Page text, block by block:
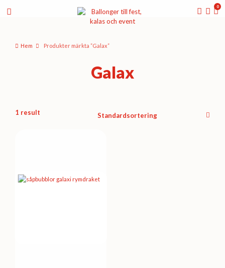
0
Hem Produkter märkta ”Galax”
Galax
1 result